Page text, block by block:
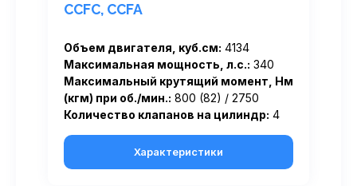
CCFC, CCFA
Объем двигателя, куб.см: 4134
Максимальная мощность, л.с.: 340
Максимальный крутящий момент, Нм
(кгм) при об./мин.: 800 (82) / 2750
Количество клапанов на цилиндр: 4
Характеристики